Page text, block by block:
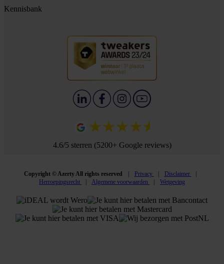
Kennisbank
4.6/5 sterren (5200+ Google reviews)
Copyright © Azerty All rights reserved Privacy
Disclaimer
Herroepingsrecht
Algemene voorwaarden Wetgeving